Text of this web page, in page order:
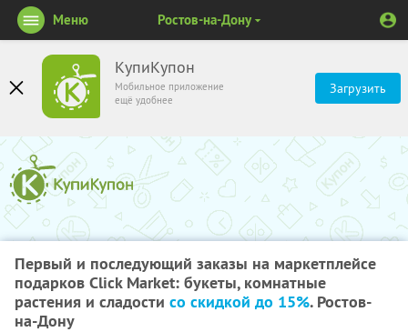
КупиКупон
Мобильное приложение
ещё удобнее
Загрузить
Меню Ростов-на-Дону
Первый и последующий заказы на маркетплейсе
подарков Click Market: букеты, комнатные
растения и сладости со скидкой до 15%. Ростов-
на-Дону